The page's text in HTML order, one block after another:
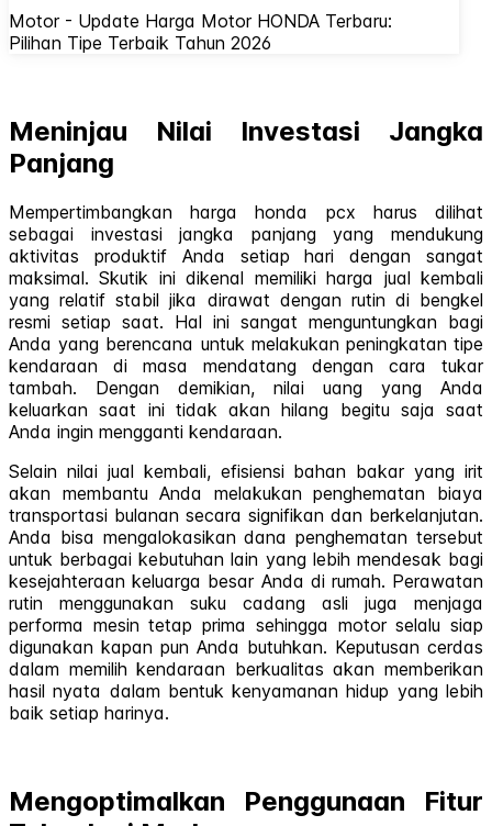
Motor - Update Harga Motor HONDA Terbaru:
Pilihan Tipe Terbaik Tahun 2026
Meninjau Nilai Investasi Jangka
Panjang
Mempertimbangkan harga honda pcx harus dilihat
sebagai investasi jangka panjang yang mendukung
aktivitas produktif Anda setiap hari dengan sangat
maksimal. Skutik ini dikenal memiliki harga jual kembali
yang relatif stabil jika dirawat dengan rutin di bengkel
resmi setiap saat. Hal ini sangat menguntungkan bagi
Anda yang berencana untuk melakukan peningkatan tipe
kendaraan di masa mendatang dengan cara tukar
tambah. Dengan demikian, nilai uang yang Anda
keluarkan saat ini tidak akan hilang begitu saja saat
Anda ingin mengganti kendaraan.
Selain nilai jual kembali, efisiensi bahan bakar yang irit
akan membantu Anda melakukan penghematan biaya
transportasi bulanan secara signifikan dan berkelanjutan.
Anda bisa mengalokasikan dana penghematan tersebut
untuk berbagai kebutuhan lain yang lebih mendesak bagi
kesejahteraan keluarga besar Anda di rumah. Perawatan
rutin menggunakan suku cadang asli juga menjaga
performa mesin tetap prima sehingga motor selalu siap
digunakan kapan pun Anda butuhkan. Keputusan cerdas
dalam memilih kendaraan berkualitas akan memberikan
hasil nyata dalam bentuk kenyamanan hidup yang lebih
baik setiap harinya.
Mengoptimalkan Penggunaan Fitur